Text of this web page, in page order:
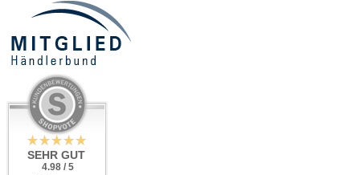
SEHR GUT
4.98 / 5